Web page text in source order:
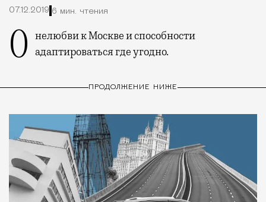
07.12.2019 6 мин. чтения
О нелюбви к Москве и способности адаптироваться где угодно.
ПРОДОЛЖЕНИЕ НИЖЕ